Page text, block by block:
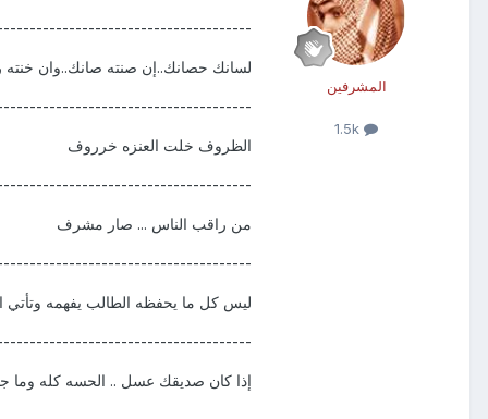
المشرفين
لسانك حصانك..إن صنته صانك..وان
الظروف خلت العنزه خرروف
من راقب الناس ... صار مشرف
ليس كل ما يحفظه الطالب يفهمه وتأتي
إذا كان صديقك عسل .. الحسه كله وما